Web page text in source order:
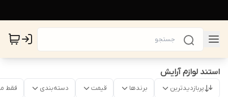
استند لوازم آرایش
پربازدیدترین برندها قیمت دسته‌بندی فقط